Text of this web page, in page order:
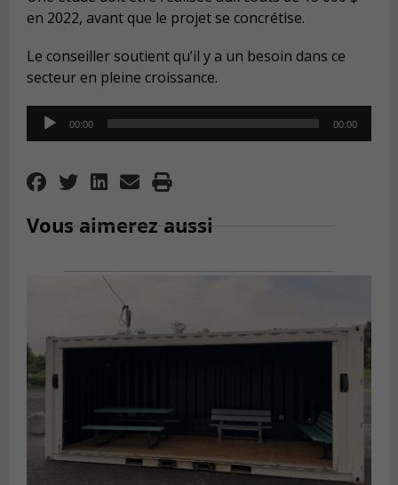
en 2022, avant que le projet se concrétise.
Le conseiller soutient qu’il y a un besoin dans ce
secteur en pleine croissance.
Audio
Player
00:00 00:00
Vous aimerez aussi